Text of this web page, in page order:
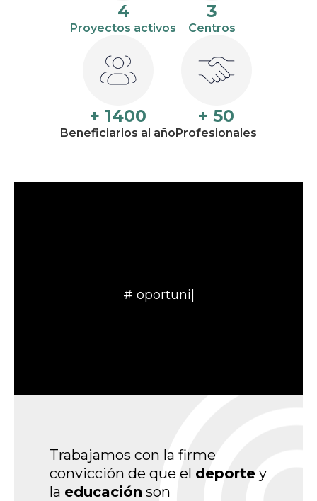
4
Proyectos activos
3
Centros
+ 1400
Beneficiarios al año
+ 50
Profesionales
#futur|
Trabajamos con la firme
convicción de que el deporte y
la educación son